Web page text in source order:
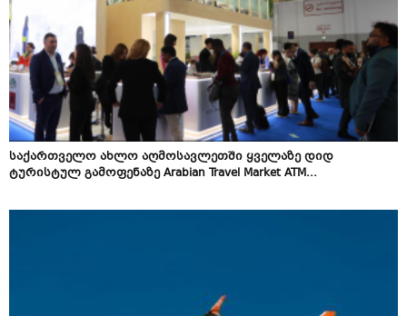
საქართველო ახლო აღმოსავლეთში ყველაზე დიდ
ტურისტულ გამოფენაზე Arabian Travel Market ATM...